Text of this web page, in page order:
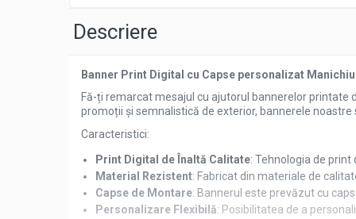
Descriere
Banner Print Digital cu Capse personalizat
Fă-ți remarcat mesajul cu ajutorul bannerelor printate
promoții și semnalistică de exterior, bannerele
Caracteristici:
Print Digital de Înaltă Calitate: Tehnologia de
Material Rezistent: Fabricat din materiale de
Capse de Montare: Bannerul este prevăzut cu
Personalizare Flexibilă: Posibilitatea de a